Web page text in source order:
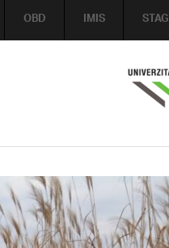
OBD IMIS STAG